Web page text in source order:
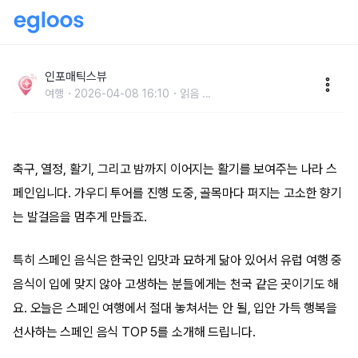
어야 할까인포매틱스뷰
여행 2026-04-08 16:10 읽음 ...
축구, 열정, 활기, 그리고 밤까지 이어지는 활기를 보여주는 나라 스
페인입니다. 가우디 투어를 진행 도중, 골목마다 퍼지는 고소한 향기
는 발걸음을 멈추게 만들죠.
특히 스페인 음식은 한국인 입맛과 묘하게 닮아 있어서 유럽 여행 중
음식이 입에 맞지 않아 고생하는 분들에게는 천국 같은 곳이기도 해
요. 오늘은 스페인 여행에서 절대 놓쳐서는 안 될, 입안 가득 행복을
선사하는 스페인 음식 TOP 5를 소개해 드립니다.